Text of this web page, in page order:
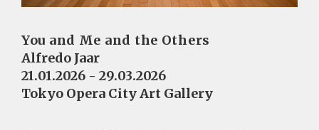
You and Me and the Others
Alfredo Jaar
21.01.2026 - 29.03.2026
Tokyo Opera City Art Gallery